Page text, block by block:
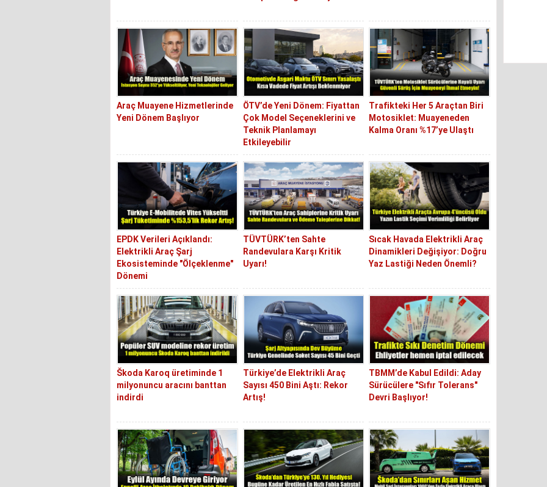
Araç Muayene Hizmetlerinde
Yeni Dönem Başlıyor
ÖTV’de Yeni Dönem: Fiyattan
Çok Model Seçeneklerini ve
Teknik Planlamayı
Etkileyebilir
Trafikteki Her 5 Araçtan Biri
Motosiklet: Muayeneden
Kalma Oranı %17’ye Ulaştı
EPDK Verileri Açıklandı:
Elektrikli Araç Şarj
Ekosisteminde "Ölçeklenme"
Dönemi
TÜVTÜRK’ten Sahte
Randevulara Karşı Kritik
Uyarı!
Sıcak Havada Elektrikli Araç
Dinamikleri Değişiyor: Doğru
Yaz Lastiği Neden Önemli?
Škoda Karoq üretiminde 1
milyonuncu aracını banttan
indirdi
Türkiye’de Elektrikli Araç
Sayısı 450 Bini Aştı: Rekor
Artış!
TBMM’de Kabul Edildi: Aday
Sürücülere "Sıfır Tolerans"
Devri Başlıyor!